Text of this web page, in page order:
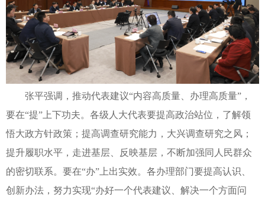
张平强调，推动代表建议“内容高质量、办理高质量”，
要在“提”上下功夫。各级人大代表要提高政治站位，了解领
悟大政方针政策；提高调查研究能力，大兴调查研究之风；
提升履职水平，走进基层、反映基层，不断加强同人民群众
的密切联系。要在“办”上出实效。各办理部门要提高认识、
创新办法，努力实现“办好一个代表建议、解决一个方面问